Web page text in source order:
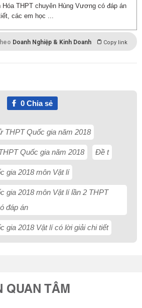
Hóa THPT chuyên Hùng Vương có đáp án
các em học ...
Doanh Nghiệp & Kinh Doanh Copy link
0Chia sẻ
THPT Quốc gia năm 2018
Quốc gia năm 2018 Đề t
gia 2018 môn Vật lí
gia 2018 môn Vật lí lần 2 THPT
đáp án
gia 2018 Vật lí có lời giải chi tiết
QUAN TÂM